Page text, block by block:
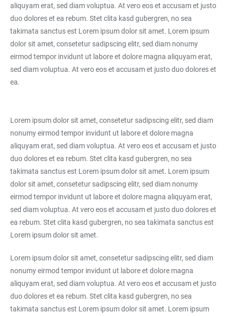
aliquyam erat, sed diam voluptua. At vero eos et accusam et justo
duo dolores et ea rebum. Stet clita kasd gubergren, no sea
takimata sanctus est Lorem ipsum dolor sit amet. Lorem ipsum
dolor sit amet, consetetur sadipscing elitr, sed diam nonumy
eirmod tempor invidunt ut labore et dolore magna aliquyam erat,
sed diam voluptua. At vero eos et accusam et justo duo dolores et
ea.
Lorem ipsum dolor sit amet, consetetur sadipscing elitr, sed diam
nonumy eirmod tempor invidunt ut labore et dolore magna
aliquyam erat, sed diam voluptua. At vero eos et accusam et justo
duo dolores et ea rebum. Stet clita kasd gubergren, no sea
takimata sanctus est Lorem ipsum dolor sit amet. Lorem ipsum
dolor sit amet, consetetur sadipscing elitr, sed diam nonumy
eirmod tempor invidunt ut labore et dolore magna aliquyam erat,
sed diam voluptua. At vero eos et accusam et justo duo dolores et
ea rebum. Stet clita kasd gubergren, no sea takimata sanctus est
Lorem ipsum dolor sit amet.
Lorem ipsum dolor sit amet, consetetur sadipscing elitr, sed diam
nonumy eirmod tempor invidunt ut labore et dolore magna
aliquyam erat, sed diam voluptua. At vero eos et accusam et justo
duo dolores et ea rebum. Stet clita kasd gubergren, no sea
takimata sanctus est Lorem ipsum dolor sit amet. Lorem ipsum